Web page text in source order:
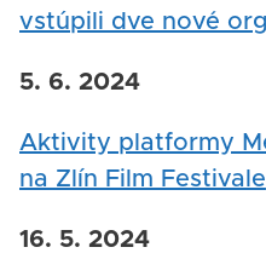
vstúpili dve nové
5. 6. 2024
Aktivity platformy
na Zlín Film Festivale
16. 5. 2024